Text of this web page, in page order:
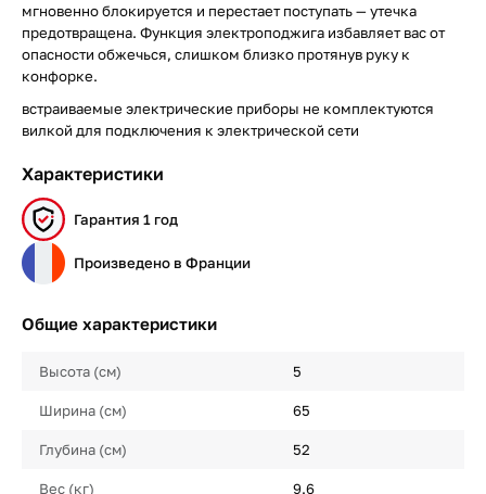
мгновенно блокируется и перестает поступать — утечка
предотвращена. Функция электроподжига избавляет вас от
опасности обжечься, слишком близко протянув руку к
конфорке.
встраиваемые электрические приборы не комплектуются
вилкой для подключения к электрической сети
Характеристики
Гарантия 1 год
Произведено в Франции
Общие характеристики
Высота (см) 5
Ширина (см) 65
Глубина (см) 52
Вес (кг) 9.6